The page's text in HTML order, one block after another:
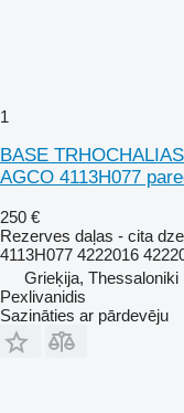
1
BASE
AGCO 4113H077
250 €
Rezerves daļas - cita
4113H077 4222016
Grieķija, Thessaloniki
Pexlivanidis
Sazināties ar pārdevēju